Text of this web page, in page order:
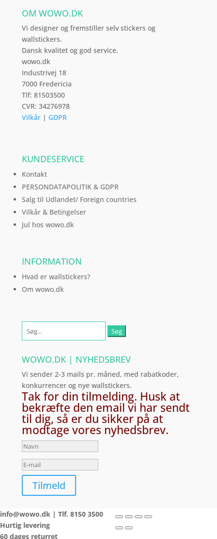
OM WOWO.DK
Vi designer og fremstiller selv stickers og
wallstickers.
Dansk kvalitet og god service.
wowo.dk
Industrivej 18
7000 Fredericia
Tlf: 81503500
CVR: 34276978
Vilkår| GDPR
KUNDESERVICE
Kontakt
PERSONDATAPOLITIK & GDPR
Salg til Udlandet/ Foreign countries
Vilkår & Betingelser
Jul hos wowo.dk
INFORMATION
Hvad er wallstickers?
Om wowo.dk
efter:
WOWO.DK | NYHEDSBREV
Vi sender 2-3 mails pr. måned, med rabatkoder,
konkurrencer og nye wallstickers.
Tak for din tilmelding. Husk at
bekræfte den email vi har sendt
til dig, så er du sikker på at
modtage vores nyhedsbrev.
Tilmeld
info@wowo.dk | Tlf. 8150 3500
Hurtig levering
60 dages returret